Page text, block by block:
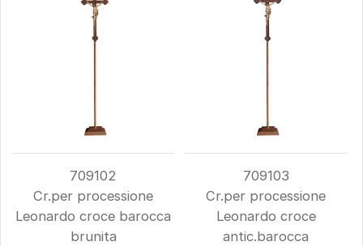
709102
Cr.per processione
Leonardo croce barocca
brunita
709103
Cr.per processione
Leonardo croce
antic.barocca